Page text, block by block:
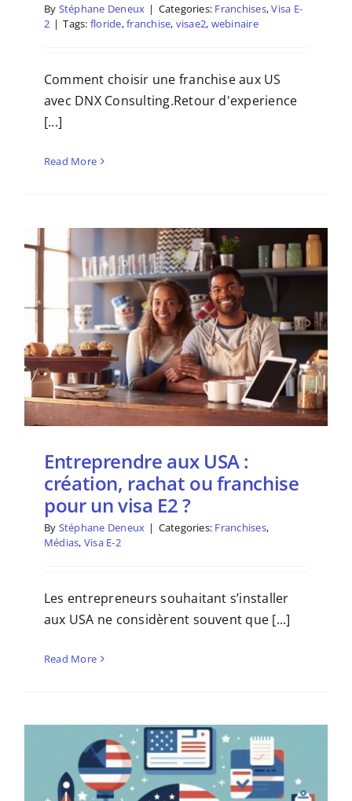
By Stéphane Deneux | Categories: Franchises,Visa E-
2 | Tags: floride,franchise, visae2, webinaire
Comment choisir une franchise aux US
avec DNX Consulting.Retour d'experience
[...]
Read More
Entreprendre aux USA :
création, rachat ou franchise
pour un visa E2 ?
By Stéphane Deneux | Categories: Franchises,
Médias, Visa E-2
Les entrepreneurs souhaitant s’installer
aux USA ne considèrent souvent que [...]
Read More